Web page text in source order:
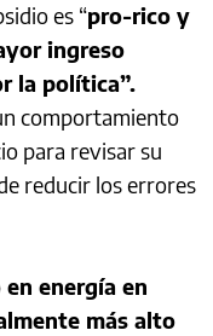
es “pro-rico y
ingreso
la política”.
comportamiento
para revisar su
reducir los errores
energía en
más alto